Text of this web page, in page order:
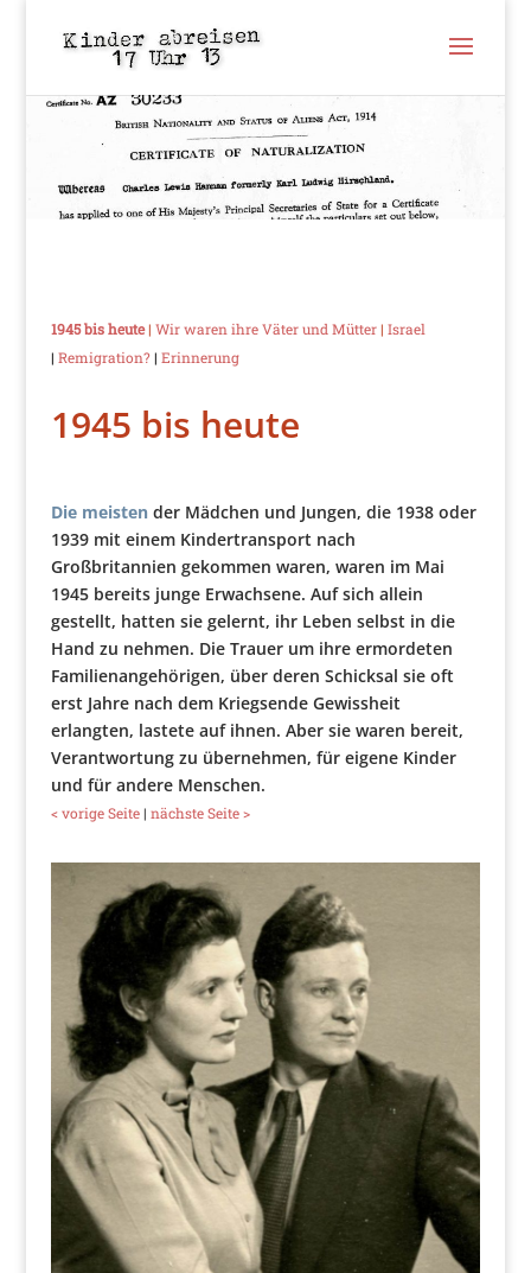
1945 bis heute| Wir waren ihre Väter und Mütter| Israel
| Remigration? | Erinnerung
1945 bis heute
Die meisten der Mädchen und Jungen, die 1938 oder
1939 mit einem Kindertransport nach
Großbritannien gekommen waren, waren im Mai
1945 bereits junge Erwachsene. Auf sich allein
gestellt, hatten sie gelernt, ihr Leben selbst in die
Hand zu nehmen. Die Trauer um ihre ermordeten
Familienangehörigen, über deren Schicksal sie oft
erst Jahre nach dem Kriegsende Gewissheit
erlangten, lastete auf ihnen. Aber sie waren bereit,
Verantwortung zu übernehmen, für eigene Kinder
und für andere Menschen.
< vorige Seite| nächste Seite >